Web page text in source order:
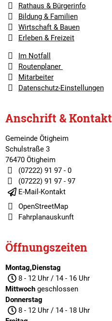
Rathaus & Bürgerinfo
Bildung & Familien
Wirtschaft & Bauen
Erleben & Freizeit
Im Notfall
Routenplaner
Mitarbeiter
Datenschutz-Einstellungen
Anschrift & Kontakt
Gemeinde Ötigheim
Schulstraße 3
76470 Ötigheim
(07222) 91 97 - 0
(07222) 91 97 - 97
E-Mail-Kontakt
OpenStreetMap
Fahrplanauskunft
Öffnungszeiten
Montag,Dienstag
8 - 12 Uhr / 14 - 16 Uhr
Mittwochgeschlossen
Donnerstag
8 - 12 Uhr / 14 - 18 Uhr